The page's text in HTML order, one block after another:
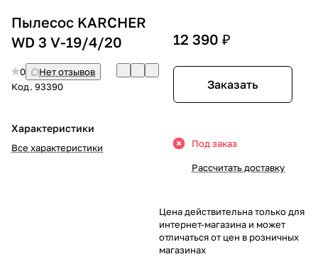
Пылесос KARCHER
WD 3 V-19/4/20
0
Нет отзывов
Код. 93390
Характеристики
Все характеристики
12 390 ₽
Заказать
Под заказ
Рассчитать доставку
Цена действительна только для
интернет-магазина и может
отличаться от цен в розничных
магазинах
График платежей
Сегодня
25%
в корзину
% картой любого банка